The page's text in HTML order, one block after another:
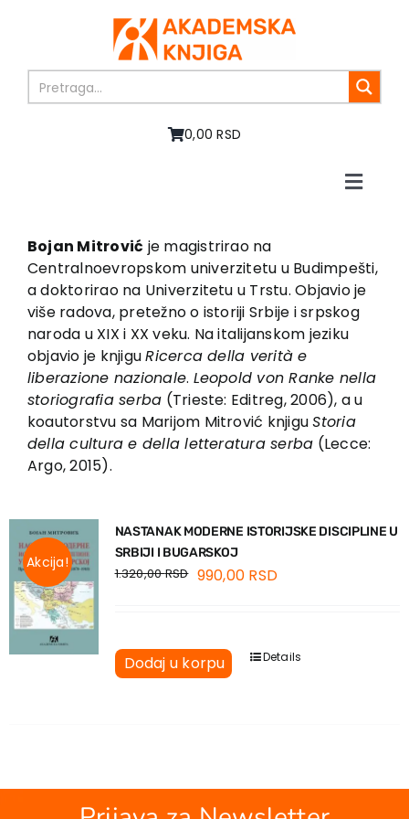
0,00 RSD
Toggle
O nama
Knjige
U pripremi
Akcija
Autori
Vesti
EU PROJEKTI
Kontakt
Bojan Mitrović je magistrirao na
Centralnoevropskom univerzitetu u Budimpešti,
a doktorirao na Univerzitetu u Trstu. Objavio je
više radova, pretežno o istoriji Srbije i srpskog
naroda u XIX i XX veku. Na italijanskom jeziku
objavio je knjiguRicerca della verità e
liberazione nazionale. Leopold von Ranke nella
storiografia serba (Trieste: Editreg, 2006), a u
koautorstvu sa Marijom Mitrović knjiguStoria
della cultura e della letteratura serba (Lecce:
Argo, 2015).
Akcija!
NASTANAK MODERNE ISTORIJSKE DISCIPLINE U
SRBIJI I BUGARSKOJ
1.320,00RSD 990,00 RSD
Dodaj u korpu Details